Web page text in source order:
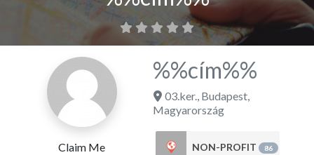
Claim Me
%%cím%%
03.ker., Budapest,
Magyarország
NON-PROFIT 86